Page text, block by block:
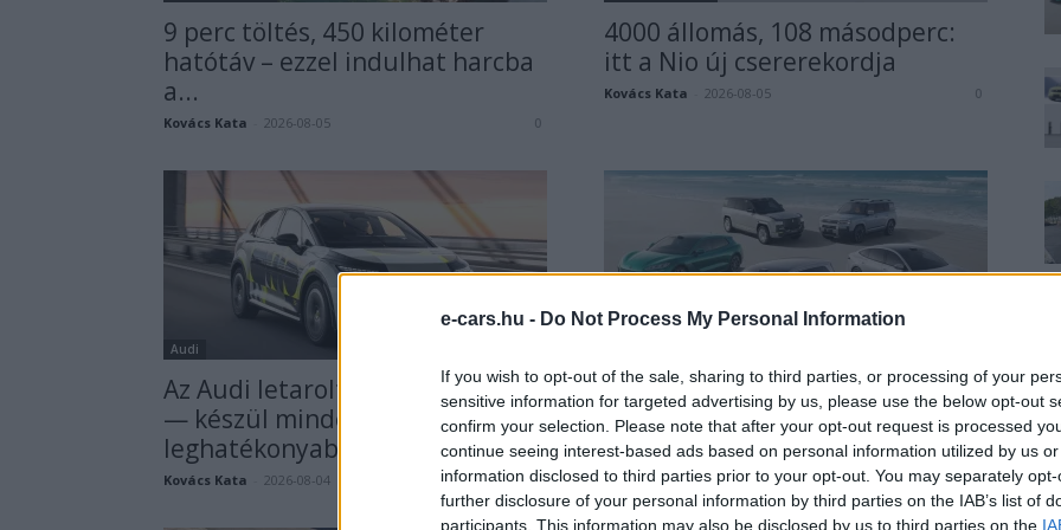
e-cars.hu - Do Not Process My Personal Information
If you wish to opt-out of the sale, sharing to third parties, or processing of your
sensitive information for targeted advertising by us, please use the below opt-out
confirm your selection. Please note that after your opt-out request is processed
continue seeing interest-based ads based on personal information utilized by us
information disclosed to third parties prior to your opt-out. You may separately
further disclosure of your personal information by third parties on the IAB’s list of
participants. This information may also be disclosed by us to third parties on the
9 perc töltés, 450 kilométer
hatótáv – ezzel indulhat harcba
a...
Kovács Kata 2026-08-05 0
4000 állomás, 108 másodperc:
itt a Nio új csererekordja
Kovács Kata 2026-08-05 0
Audi
Az Audi letarolta saját rekordjait
— készül minden idők
leghatékonyabb villanyautója
Kovács Kata 2026-08-04 0
124%-kal nőtt a BYD exportja —
ez lehet az ok, amiért...
Kovács Kata - 2026-08-04 0